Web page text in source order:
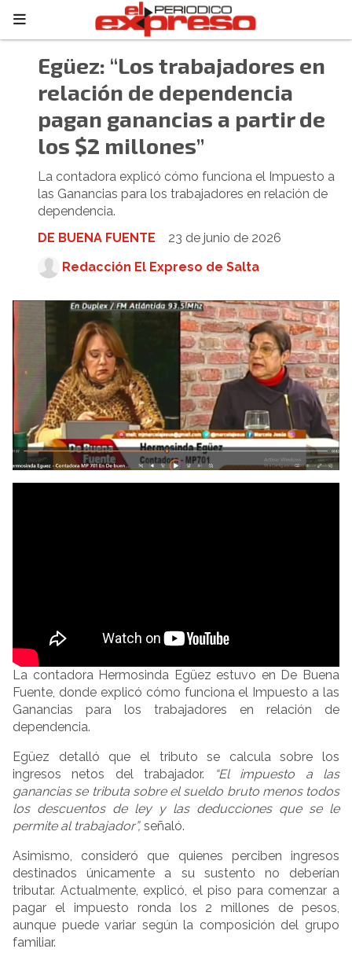
Egüez: “Los trabajadores en
relación de dependencia
pagan ganancias a partir de
los $2 millones”
La contadora explicó cómo funciona el Impuesto a
las Ganancias para los trabajadores en relación de
dependencia.
DE BUENA FUENTE
23 de junio de 2026
Redacción El Expreso de Salta
La contadora Hermosinda Egüez estuvo en De Buena
Fuente, donde explicó cómo funciona el Impuesto a las
Ganancias para los trabajadores en relación de
dependencia.
Egüez detalló que el tributo se calcula sobre los
ingresos netos del trabajador.
“El impuesto a las
ganancias se tributa sobre el sueldo bruto menos todos
los descuentos de ley y las deducciones que se le
permite al trabajador”, señaló.
Asimismo, consideró que quienes perciben ingresos
destinados únicamente a su sustento no deberían
tributar. Actualmente, explicó, el piso para comenzar a
pagar el impuesto ronda los 2 millones de pesos,
aunque puede variar según la composición del grupo
familiar.